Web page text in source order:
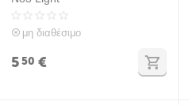
μη διαθέσιμο
550 €